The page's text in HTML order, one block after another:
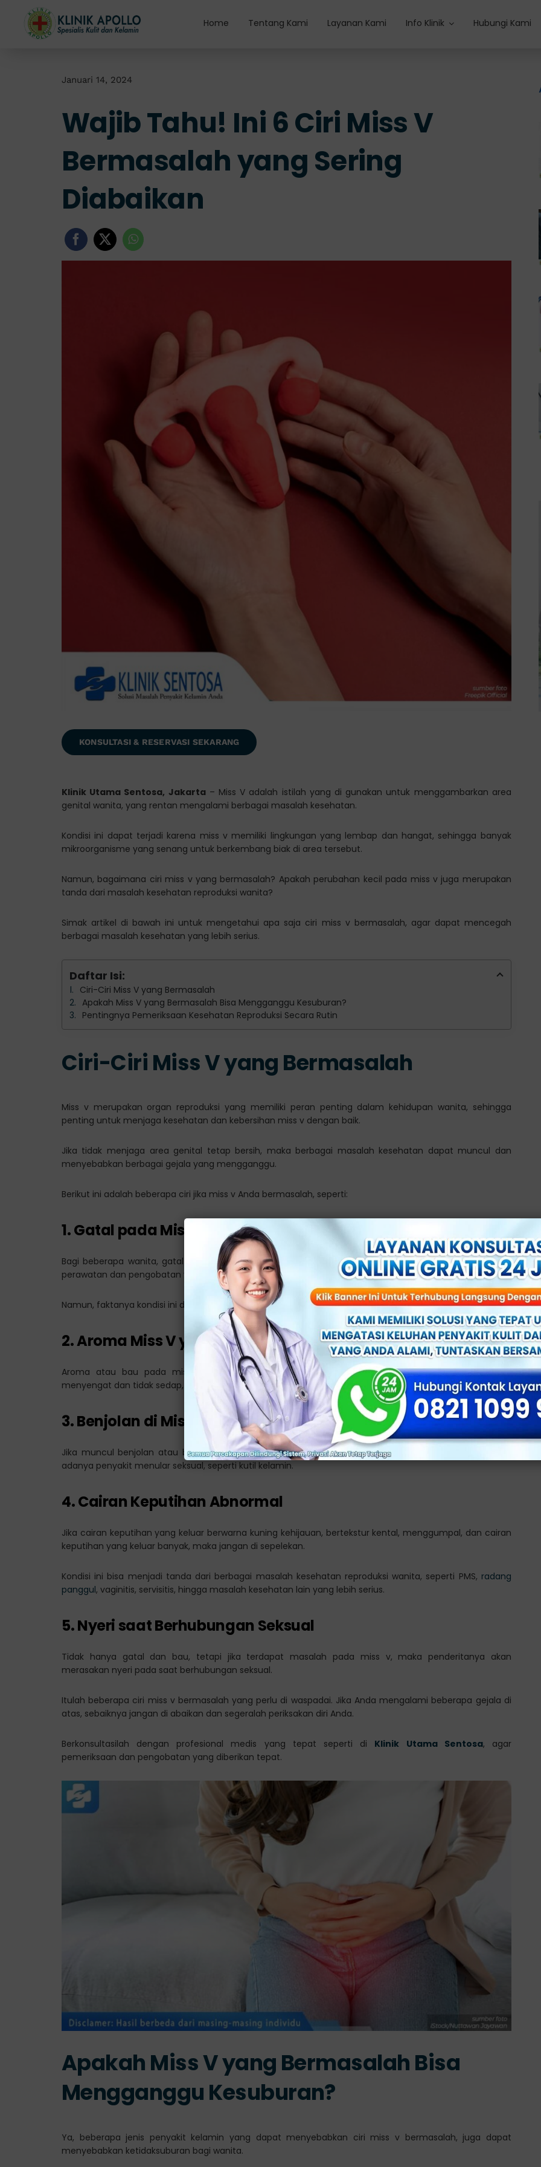
content
Home Tentang Kami Layanan Kami Info Klinik Hubungi Kami
Januari 14, 2024
Wajib Tahu! Ini 6 Ciri Miss V
Bermasalah yang Sering
Diabaikan
KONSULTASI & RESERVASI SEKARANG
Klinik Utama Sentosa, Jakarta– Miss V adalah istilah yang di gunakan untuk menggambarkan area
genital wanita, yang rentan mengalami berbagai masalah kesehatan.
Kondisi ini dapat terjadi karena miss v memiliki lingkungan yang lembap dan hangat, sehingga banyak
mikroorganisme yang senang untuk berkembang biak di area tersebut.
Namun, bagaimana ciri miss v yang bermasalah? Apakah perubahan kecil pada miss v juga merupakan
tanda dari masalah kesehatan reproduksi wanita?
Simak artikel di bawah ini untuk mengetahui apa saja ciri miss v bermasalah, agar dapat mencegah
berbagai masalah kesehatan yang lebih serius.
Daftar Isi:
Ciri-Ciri Miss V yang Bermasalah
Apakah Miss V yang Bermasalah Bisa Mengganggu Kesuburan?
Pentingnya Pemeriksaan Kesehatan Reproduksi Secara Rutin
Ciri-Ciri Miss V yang Bermasalah
Miss v merupakan organ reproduksi yang memiliki peran penting dalam kehidupan wanita, sehingga
penting untuk menjaga kesehatan dan kebersihan miss v dengan baik.
Jika tidak menjaga area genital tetap bersih, maka berbagai masalah kesehatan dapat muncul dan
menyebabkan berbagai gejala yang mengganggu.
Berikut ini adalah beberapa ciri jika miss v Anda bermasalah, seperti:
1. Gatal pada Miss V
Bagi beberapa wanita, gatal pada miss v seringkali di anggap sepele dan di abaikan begitu saja tanpa
perawatan dan pengobatan yang tepat.
Namun, faktanya kondisi ini dapat menjadi salah satu indikasi adanya masalah kesehatan pada wanita.
2. Aroma Miss V yang Tidak Sedap
Aroma atau bau pada miss v setiap wanita berbeda-beda, tetapi jika bau yang muncul terasa
menyengat dan tidak sedap, maka ini bisa menjadi ciri adanya masalah pada miss v.
3. Benjolan di Miss V
Jika muncul benjolan atau bintik pada miss v janganlah di anggap sepele, karena ini bisa menjadi ciri
adanya penyakit menular seksual, seperti kutil kelamin.
4. Cairan Keputihan Abnormal
Jika cairan keputihan yang keluar berwarna kuning kehijauan, bertekstur kental, menggumpal, dan cairan
keputihan yang keluar banyak, maka jangan di sepelekan.
Kondisi ini bisa menjadi tanda dari berbagai masalah kesehatan reproduksi wanita, seperti PMS, radang
panggul, vaginitis, servisitis, hingga masalah kesehatan lain yang lebih serius.
5. Nyeri saat Berhubungan Seksual
Tidak hanya gatal dan bau, tetapi jika terdapat masalah pada miss v, maka penderitanya akan
merasakan nyeri pada saat berhubungan seksual.
Itulah beberapa ciri miss v bermasalah yang perlu di waspadai. Jika Anda mengalami beberapa gejala di
atas, sebaiknya jangan di abaikan dan segeralah periksakan diri Anda.
Berkonsultasilah dengan profesional medis yang tepat seperti di Klinik Utama Sentosa, agar
pemeriksaan dan pengobatan yang diberikan tepat.
Apakah Miss V yang Bermasalah Bisa
Mengganggu Kesuburan?
Ya, beberapa jenis penyakit kelamin yang dapat menyebabkan ciri miss v bermasalah, juga dapat
menyebabkan ketidaksuburan bagi wanita.